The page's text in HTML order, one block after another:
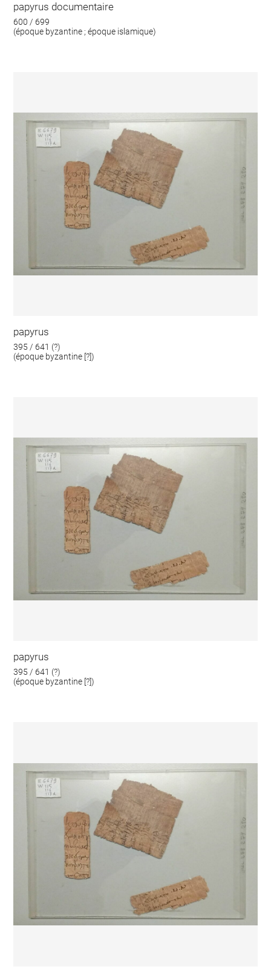
papyrus documentaire
600 / 699
(époque byzantine ; époque islamique)
papyrus
395 / 641 (?)
(époque byzantine [?])
papyrus
395 / 641 (?)
(époque byzantine [?])